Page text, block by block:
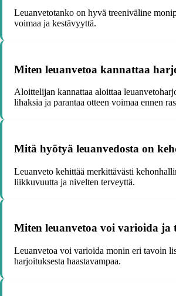
Leuanvetotanko on hyvä treeniväline
voimaa ja kestävyyttä.
Miten leuanvetoa kannattaa
Aloittelijan kannattaa aloittaa
lihaksia ja parantaa otteen voimaa ennen
Mitä hyötyä leuanvedosta on
Leuanveto kehittää merkittävästi
liikkuvuutta ja nivelten terveyttä.
Miten leuanvetoa voi varioida ja
Leuanvetoa voi varioida monin eri tavoin
harjoituksesta haastavampaa.